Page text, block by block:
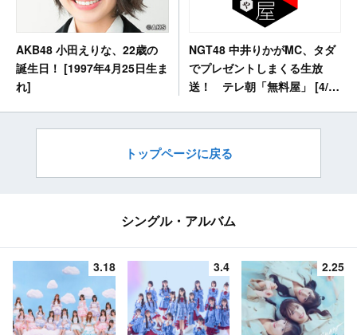
AKB48 小田えりな、22歳の
誕生日！ [1997年4月25日生ま
れ]
NGT48 中井りかがMC、タダ
でプレゼントしまくる生放
送！ テレ朝「無料屋」 [4/25
トップページに戻る
シングル・アルバム
3.18 3.4 2.25